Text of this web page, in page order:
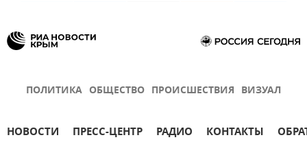
ПОЛИТИКА ОБЩЕСТВО ПРОИСШЕСТВИЯ ВИЗУАЛ
НОВОСТИ ПРЕСС-ЦЕНТР РАДИО КОНТАКТЫ